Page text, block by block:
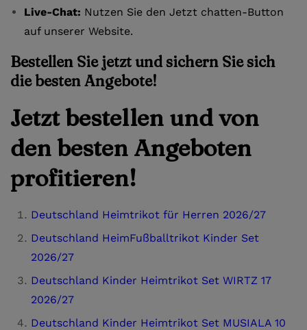
Live-Chat: Nutzen Sie den Jetzt chatten-Button
auf unserer Website.
Bestellen Sie jetzt und sichern Sie sich
die besten Angebote!
Jetzt bestellen und von
den besten Angeboten
profitieren!
Deutschland Heimtrikot für Herren 2026/27
Deutschland HeimFußballtrikot Kinder Set
2026/27
Deutschland Kinder Heimtrikot Set WIRTZ 17
2026/27
Deutschland Kinder Heimtrikot Set MUSIALA 10